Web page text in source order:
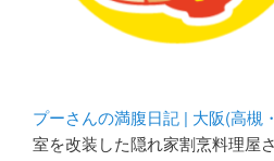
プーさんの満腹日記 | 大阪(高槻
室を改装した隠れ家割烹料理屋